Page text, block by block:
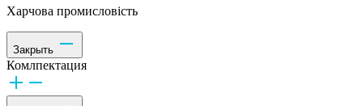
Харчова промисловість
Закрыть
Комлпектация